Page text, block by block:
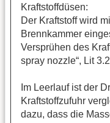
Kraftstoffdüsen:
Der Kraftstoff wird
Brennkammer
Versprühen des
spray nozzle“, Lit
Im Leerlauf ist der
Kraftstoffzufuhr
dazu, dass die